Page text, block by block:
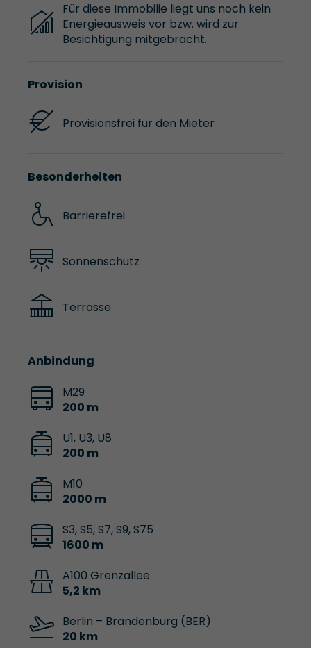
Für diese Immobilie liegt uns noch kein
Energieausweis vor bzw. wird zur
Besichtigung mitgebracht.
Provision
Provisionsfrei für den Mieter
Besonderheiten
Barrierefrei
Sonnenschutz
Terrasse
Anbindung
M29
200 m
U1, U3, U8
200 m
M10
2000 m
S3, S5, S7, S9, S75
1600 m
A100 Grenzallee
5,2 km
Berlin – Brandenburg (BER)
20 km